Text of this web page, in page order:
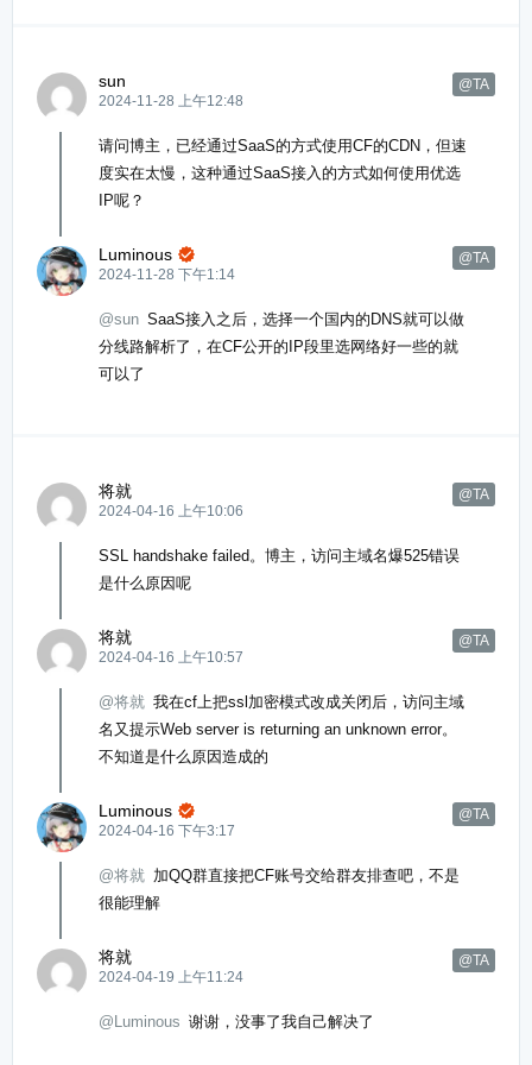
sun
@TA
2024-11-28 上午12:48
请问博主，已经通过SaaS的方式使用CF的CDN，但速
度实在太慢，这种通过SaaS接入的方式如何使用优选
IP呢？
Luminous @TA

2024-11-28 下午1:14
@sun SaaS接入之后，选择一个国内的DNS就可以做
分线路解析了，在CF公开的IP段里选网络好一些的就
可以了
将就
@TA
2024-04-16 上午10:06
SSL handshake failed。博主，访问主域名爆525错误
是什么原因呢
将就
@TA
2024-04-16 上午10:57
@将就 我在cf上把ssl加密模式改成关闭后，访问主域
名又提示Web server is returning an unknown error。
不知道是什么原因造成的
Luminous @TA

2024-04-16 下午3:17
@将就 加QQ群直接把CF账号交给群友排查吧，不是
很能理解
将就
@TA
2024-04-19 上午11:24
@Luminous 谢谢，没事了我自己解决了